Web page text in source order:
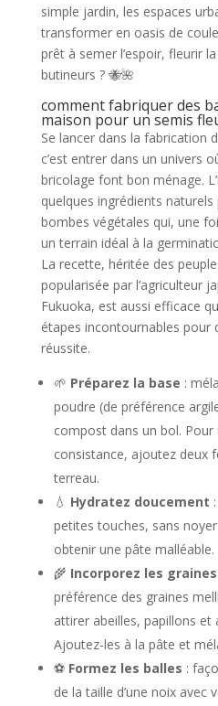
simple jardin, les espaces
transformer en oasis de
prêt à semer l’espoir, fleurir
butineurs ? 🐝🌺
comment fabriquer des
maison pour un semis
Se lancer dans la fabrication
c’est entrer dans un univers
bricolage font bon ménage.
quelques ingrédients
bombes végétales qui, une
un terrain idéal à la
La recette, héritée des
popularisée par l’agriculteur
Fukuoka, est aussi efficace
étapes incontournables pour
réussite.
🌱 Préparez la base :
poudre (de préférence
compost dans un bol. Pour
consistance, ajoutez deux
terreau.
💧 Hydratez doucement
petites touches, sans
obtenir une pâte malléable.
🌾 Incorporez les graines
préférence des graines
attirer abeilles, papillons et
Ajoutez-les à la pâte et
⚽ Formez les balles :
de la taille d’une noix avec